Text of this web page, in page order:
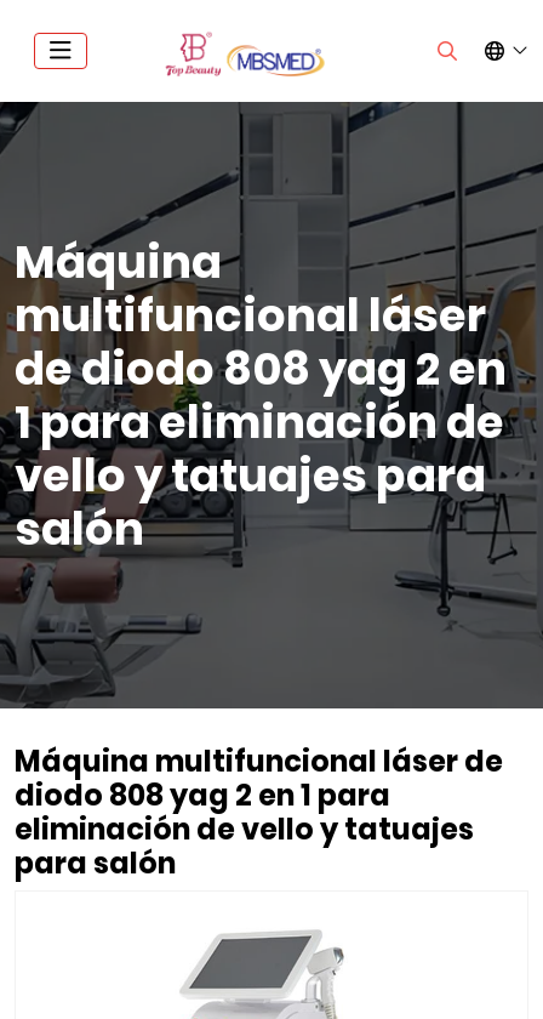
Máquina
multifuncional láser
de diodo 808 yag 2 en
1 para eliminación de
vello y tatuajes para
salón
Máquina multifuncional láser de
diodo 808 yag 2 en 1 para
eliminación de vello y tatuajes
para salón